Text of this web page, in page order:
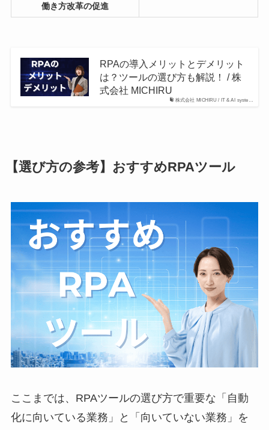
働き方改革の促進
株式会社 MICHIRU / IT & AI syste…
RPAの導入メリットとデメリット
は？ツールの選び方も解説！ / 株
式会社 MICHIRU
【選び方の参考】おすすめRPAツール
ここまでは、RPAツールの選び方で重要な「自動
化に向いている業務」と「向いていない業務」を